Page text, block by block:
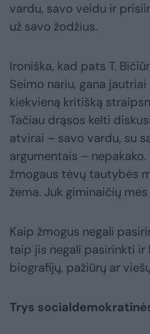
vardu, savo veidu ir
už savo žodžius.
Ironiška, kad pats T.
Seimo nariu, gana
kiekvieną kritišką
Tačiau drąsos kelti
atvirai – savo vardu, su
argumentais –
žmogaus tėvų tautybės
žema. Juk giminaičių
Kaip žmogus negali
taip jis negali pasirinkti ir
biografijų, pažiūrų ar
Trys